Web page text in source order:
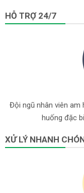
HỖ TRỢ 24/7
Đội ngũ nhân viên am
huống đặc
XỬ LÝ NHANH